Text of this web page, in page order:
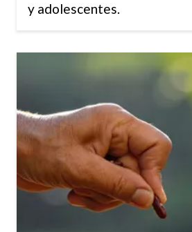
y adolescentes.